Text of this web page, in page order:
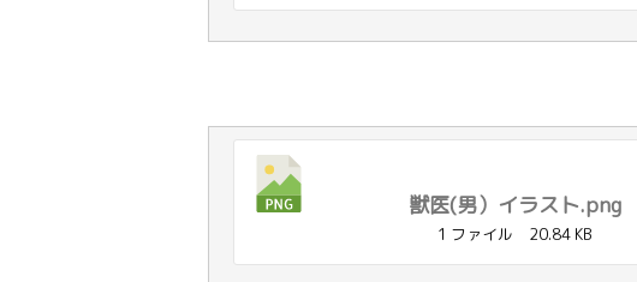
獣医(男）イラスト.png
1 ファイル 20.84 KB